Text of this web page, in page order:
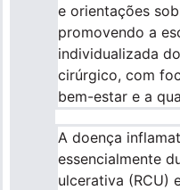
e orientações
promovendo a
individualizada
cirúrgico, com
bem-estar e a
A doença
essencialmente
ulcerativa (RCU)